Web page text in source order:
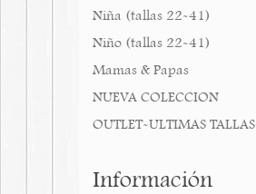
Niña (tallas 22-41)
Niño (tallas 22-41)
Mamas & Papas
NUEVA COLECCION
OUTLET-ULTIMAS TALLAS
Información